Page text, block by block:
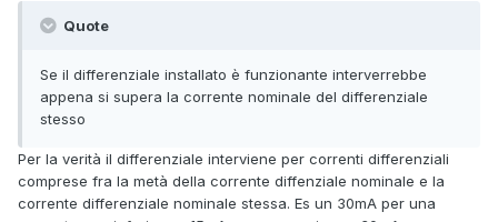
Quote
Se il differenziale installato è funzionante interverrebbe
appena si supera la corrente nominale del differenziale
stesso
Per la verità il differenziale interviene per correnti differenziali
comprese fra la metà della corrente diffenziale nominale e la
corrente differenziale nominale stessa. Es un 30mA per una